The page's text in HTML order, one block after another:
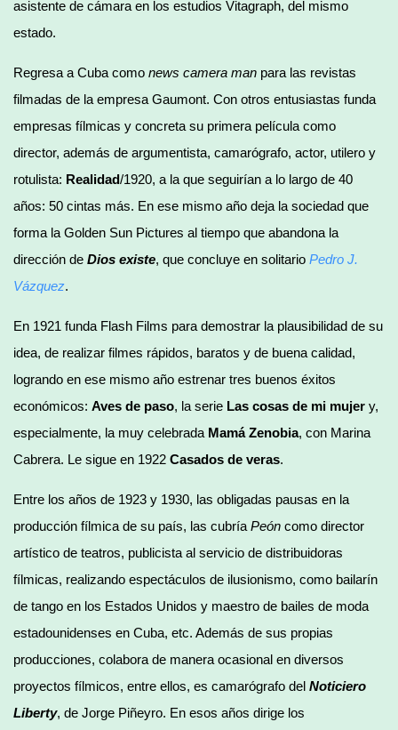
asistente de cámara en los estudios Vitagraph, del mismo
estado.
Regresa a Cuba como news camera man para las revistas
filmadas de la empresa Gaumont. Con otros entusiastas funda
empresas fílmicas y concreta su primera película como
director, además de argumentista, camarógrafo, actor, utilero y
rotulista: Realidad/1920, a la que seguirían a lo largo de 40
años: 50 cintas más. En ese mismo año deja la sociedad que
forma la Golden Sun Pictures al tiempo que abandona la
dirección de Dios existe, que concluye en solitario Pedro J.
Vázquez.
En 1921 funda Flash Films para demostrar la plausibilidad de su
idea, de realizar filmes rápidos, baratos y de buena calidad,
logrando en ese mismo año estrenar tres buenos éxitos
económicos: Aves de paso, la serie Las cosas de mi mujer y,
especialmente, la muy celebrada Mamá Zenobia, con Marina
Cabrera. Le sigue en 1922 Casados de veras.
Entre los años de 1923 y 1930, las obligadas pausas en la
producción fílmica de su país, las cubría Peón como director
artístico de teatros, publicista al servicio de distribuidoras
fílmicas, realizando espectáculos de ilusionismo, como bailarín
de tango en los Estados Unidos y maestro de bailes de moda
estadounidenses en Cuba, etc. Además de sus propias
producciones, colabora de manera ocasional en diversos
proyectos fílmicos, entre ellos, es camarógrafo del Noticiero
Liberty, de Jorge Piñeyro. En esos años dirige los